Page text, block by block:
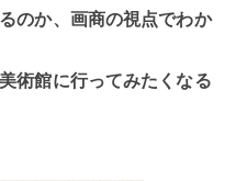
のか、画商の視点でわか
術館に行ってみたくなる